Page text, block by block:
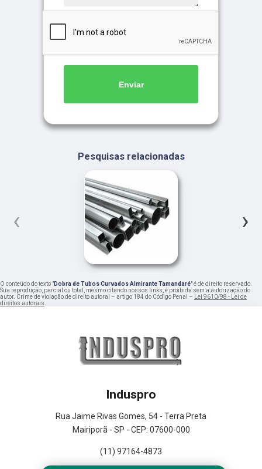
Enviar
Pesquisas relacionadas
‹ ›
O conteúdo do texto "Dobra de Tubos Curvados Almirante Tamandaré" é de direito reservado.
Sua reprodução, parcial ou total, mesmo citando nossos links, é proibida sem a autorização do
autor. Crime de violação de direito autoral – artigo 184 do Código Penal – Lei 9610/98 - Lei de
direitos autorais.
Induspro
Rua Jaime Rivas Gomes, 54 - Terra Preta
Mairiporã - SP - CEP: 07600-000
(11) 97164-4873